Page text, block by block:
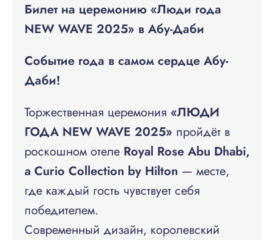
Билет на церемонию «Люди года
NEW WAVE 2025» в Абу-Даби
Событие года в самом сердце Абу-
Даби!
Торжественная церемония «ЛЮДИ
ГОДА NEW WAVE 2025» пройдёт в
роскошном отеле Royal Rose Abu Dhabi,
a Curio Collection by Hilton — месте,
где каждый гость чувствует себя
победителем.
Современный дизайн, королевский